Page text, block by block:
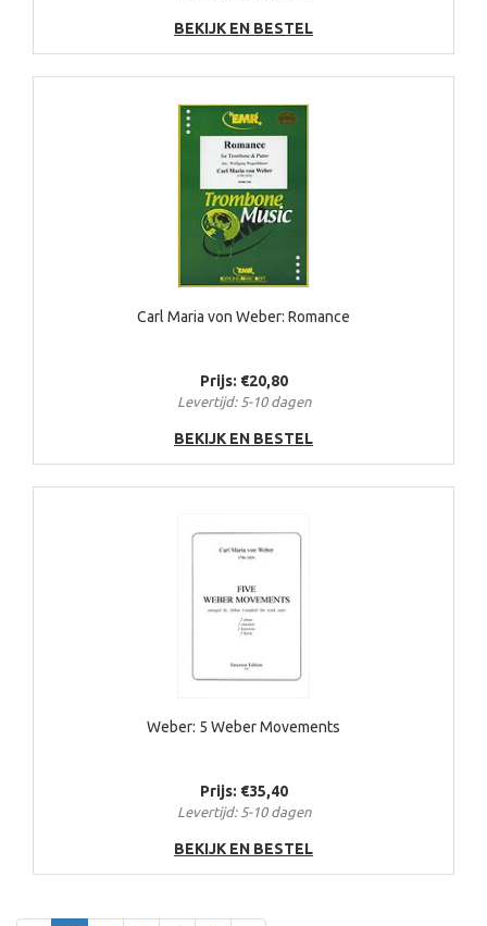
BEKIJK EN BESTEL
Carl Maria von Weber: Romance
Prijs: €20,80
Levertijd: 5-10 dagen
BEKIJK EN BESTEL
Weber: 5 Weber Movements
Prijs: €35,40
Levertijd: 5-10 dagen
BEKIJK EN BESTEL